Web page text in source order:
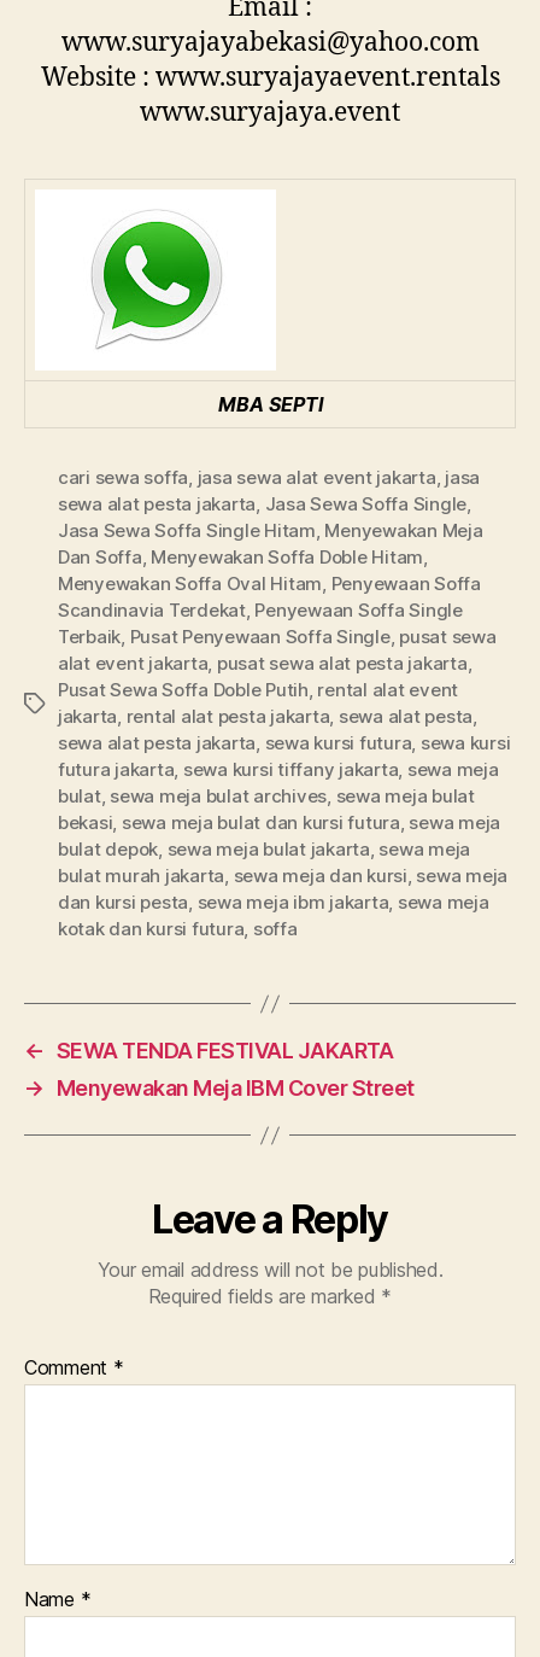
Email :
www.suryajayabekasi@yahoo.com
Website : www.suryajayaevent.rentals
www.suryajaya.event
MBA SEPTI
Tags
cari sewa soffa, jasa sewa alat event jakarta, jasa
sewa alat pesta jakarta, Jasa Sewa Soffa Single,
Jasa Sewa Soffa Single Hitam, Menyewakan Meja
Dan Soffa, Menyewakan Soffa Doble Hitam,
Menyewakan Soffa Oval Hitam, Penyewaan Soffa
Scandinavia Terdekat, Penyewaan Soffa Single
Terbaik, Pusat Penyewaan Soffa Single, pusat sewa
alat event jakarta, pusat sewa alat pesta jakarta,
Pusat Sewa Soffa Doble Putih, rental alat event
jakarta, rental alat pesta jakarta, sewa alat pesta,
sewa alat pesta jakarta, sewa kursi futura, sewa kursi
futura jakarta, sewa kursi tiffany jakarta, sewa meja
bulat, sewa meja bulat archives, sewa meja bulat
bekasi, sewa meja bulat dan kursi futura, sewa meja
bulat depok, sewa meja bulat jakarta, sewa meja
bulat murah jakarta, sewa meja dan kursi, sewa meja
dan kursi pesta, sewa meja ibm jakarta, sewa meja
kotak dan kursi futura, soffa
← SEWA TENDA FESTIVAL JAKARTA
→
Menyewakan Meja IBM Cover Street
Leave a Reply
Your email address will not be published.
Required fields are marked *
Comment *
Name *